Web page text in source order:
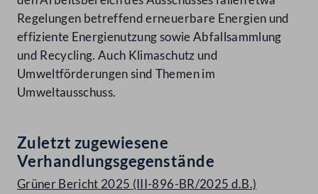
Regelungen betreffend erneuerbare Energien und
effiziente Energienutzung sowie Abfallsammlung
und Recycling. Auch Klimaschutz und
Umweltförderungen sind Themen im
Umweltausschuss.
Zuletzt zugewiesene
Verhandlungsgegenstände
Grüner Bericht 2025 (III-896-BR/2025 d.B.)